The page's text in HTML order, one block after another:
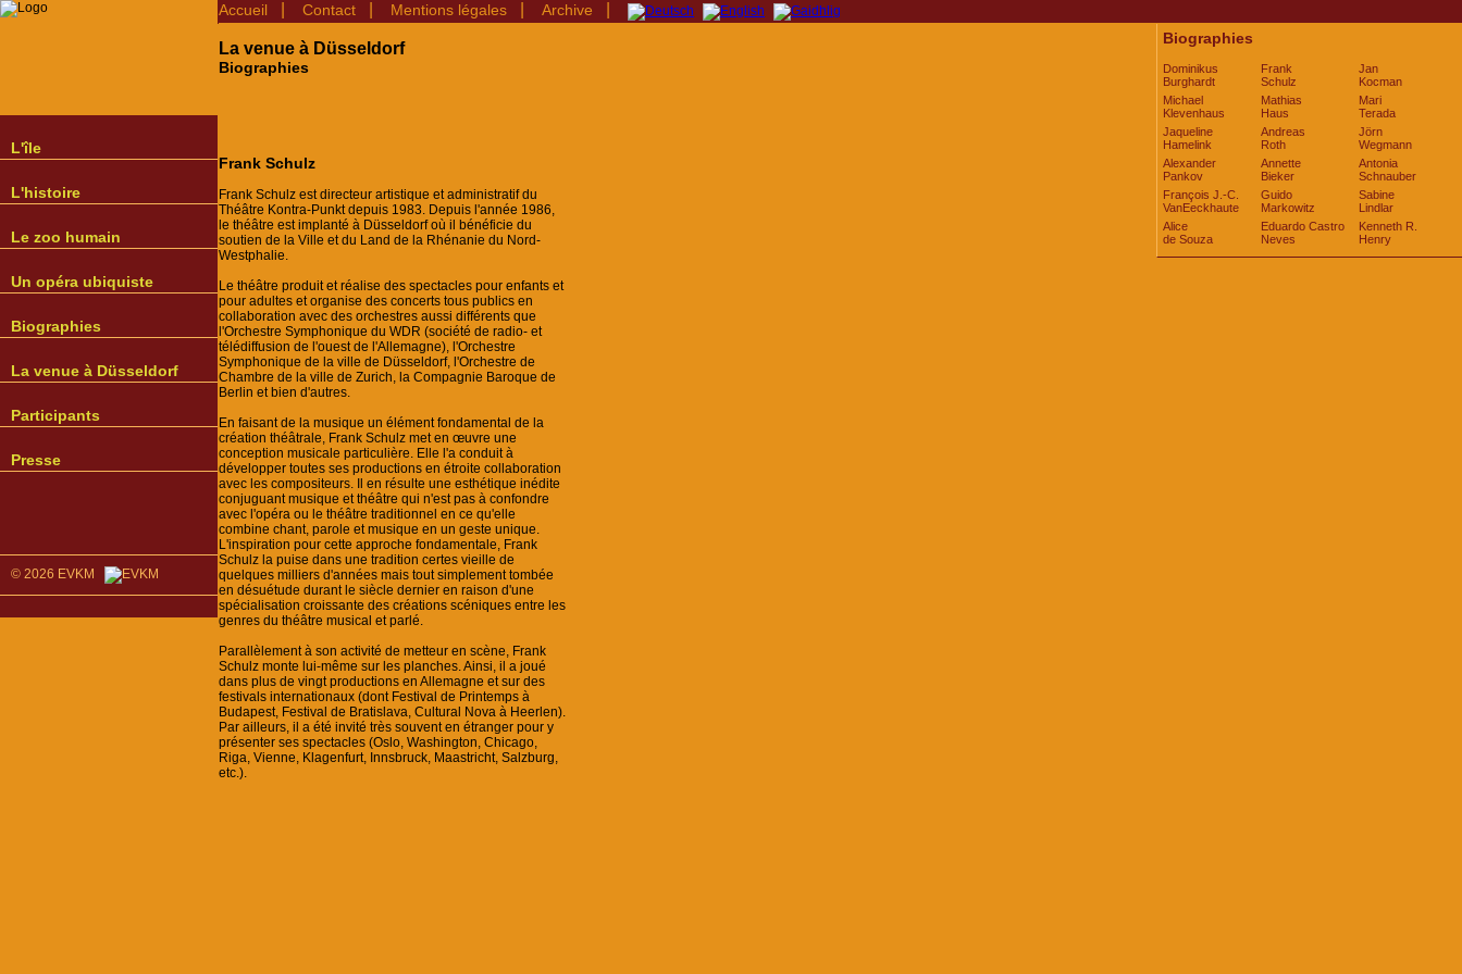
L'île
L'histoire
Le zoo humain
Un opéra ubiquiste
Biographies
La venue à Düsseldorf
Participants
Presse
© 2026 EVKM
Accueil Contact Mentions légales Archive
La venue à Düsseldorf
Biographies
Frank Schulz
Frank Schulz est directeur artistique et administratif du
Théâtre Kontra-Punkt depuis 1983. Depuis l'année 1986,
le théâtre est implanté à Düsseldorf où il bénéficie du
soutien de la Ville et du Land de la Rhénanie du Nord-
Westphalie.
Le théâtre produit et réalise des spectacles pour enfants et
pour adultes et organise des concerts tous publics en
collaboration avec des orchestres aussi différents que
l'Orchestre Symphonique du WDR (société de radio- et
télédiffusion de l'ouest de l'Allemagne), l'Orchestre
Symphonique de la ville de Düsseldorf, l'Orchestre de
Chambre de la ville de Zurich, la Compagnie Baroque de
Berlin et bien d'autres.
En faisant de la musique un élément fondamental de la
création théâtrale, Frank Schulz met en œuvre une
conception musicale particulière. Elle l'a conduit à
développer toutes ses productions en étroite collaboration
avec les compositeurs. Il en résulte une esthétique inédite
conjuguant musique et théâtre qui n'est pas à confondre
avec l'opéra ou le théâtre traditionnel en ce qu'elle
combine chant, parole et musique en un geste unique.
L'inspiration pour cette approche fondamentale, Frank
Schulz la puise dans une tradition certes vieille de
quelques milliers d'années mais tout simplement tombée
en désuétude durant le siècle dernier en raison d'une
spécialisation croissante des créations scéniques entre les
genres du théâtre musical et parlé.
Parallèlement à son activité de metteur en scène, Frank
Schulz monte lui-même sur les planches. Ainsi, il a joué
dans plus de vingt productions en Allemagne et sur des
festivals internationaux (dont Festival de Printemps à
Budapest, Festival de Bratislava, Cultural Nova à Heerlen).
Par ailleurs, il a été invité très souvent en étranger pour y
présenter ses spectacles (Oslo, Washington, Chicago,
Riga, Vienne, Klagenfurt, Innsbruck, Maastricht, Salzburg,
etc.).
Biographies
Dominikus
Burghardt
Frank
Schulz
Jan
Kocman
Michael
Klevenhaus
Mathias
Haus
Mari
Terada
Jaqueline
Hamelink
Andreas
Roth
Jörn
Wegmann
Alexander
Pankov
Annette
Bieker
Antonia
Schnauber
François J.-C.
VanEeckhaute
Guido
Markowitz
Sabine
Lindlar
Alice
de Souza
Eduardo Castro
Neves
Kenneth R.
Henry